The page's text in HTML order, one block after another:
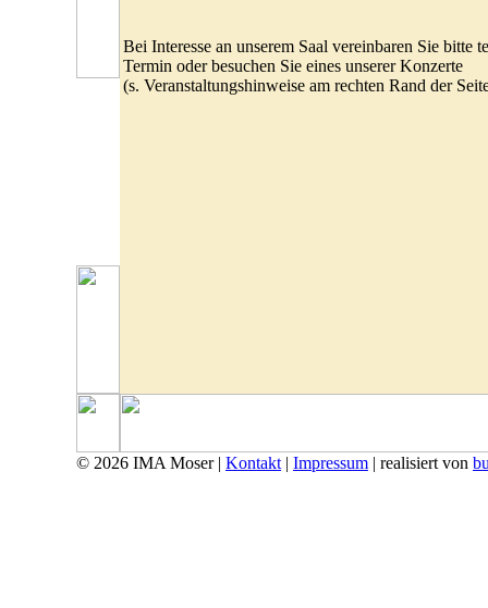
Bei Interesse an unserem Saal vereinbaren Sie bitte
Termin oder besuchen Sie eines unserer Konzerte
(s. Veranstaltungshinweise am rechten Rand der
© 2026 IMA Moser | Kontakt | Impressum | realisiert von